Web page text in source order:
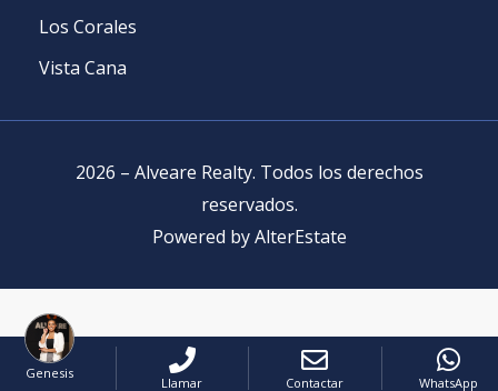
Genesis
Llamar Contactar WhatsApp
Los Corales
Vista Cana
2026 – Alveare Realty. Todos los derechos
reservados.
Powered by AlterEstate